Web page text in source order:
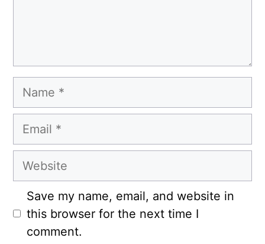
Name
Email
Website
Save my name, email, and website in
this browser for the next time I
comment.